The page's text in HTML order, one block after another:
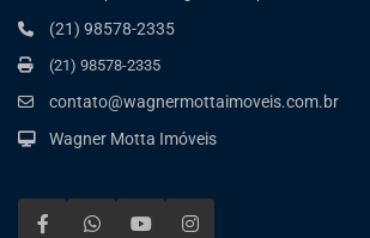
(21) 98578-2335
(21) 98578-2335
contato@wagnermottaimoveis.com.br
Wagner Motta Imóveis